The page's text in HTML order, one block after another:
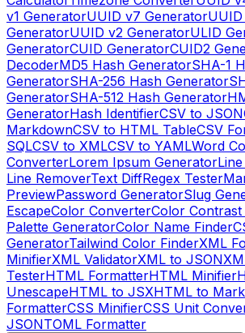
v1 GeneratorUUID v7 GeneratorUUID
GeneratorUUID v2 GeneratorULID
GeneratorCUID GeneratorCUID2
DecoderMD5 Hash GeneratorSHA-1
GeneratorSHA-256 Hash Generator
GeneratorSHA-512 Hash Generator
GeneratorHash IdentifierCSV to JSON
MarkdownCSV to HTML TableCSV
SQLCSV to XMLCSV to YAMLWord
ConverterLorem Ipsum Generator
Line RemoverText DiffRegex Tester
PreviewPassword GeneratorSlug
EscapeColor ConverterColor
Palette GeneratorColor Name Finder
GeneratorTailwind Color FinderXML
MinifierXML ValidatorXML to JSON
TesterHTML FormatterHTML Minifier
UnescapeHTML to JSXHTML to
FormatterCSS MinifierCSS Unit
JSONTOML Formatter